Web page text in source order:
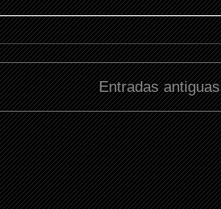
Entradas antiguas